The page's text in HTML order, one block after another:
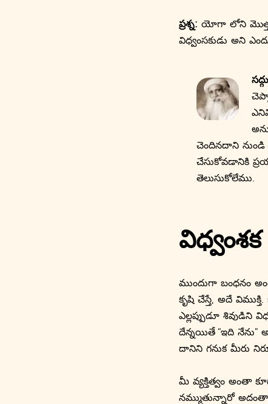
ప్రశ్న: యోగా లోని మొత్తం
విధ్వంసకుడు అని
చెందినదాని నుండి
చేసుకోవడానికి
తెలుసుకోలేము.
ముందుగా బంధనం
కృషి చేస్తే, అదే
ఎల్లప్పుడూ శివుడిని
దేన్నయితే “ఇది నేను”
దానిని గనుక మీరు
మీ వ్యక్తిత్వం అంతా
నమ్ముతున్నారో అదంతా